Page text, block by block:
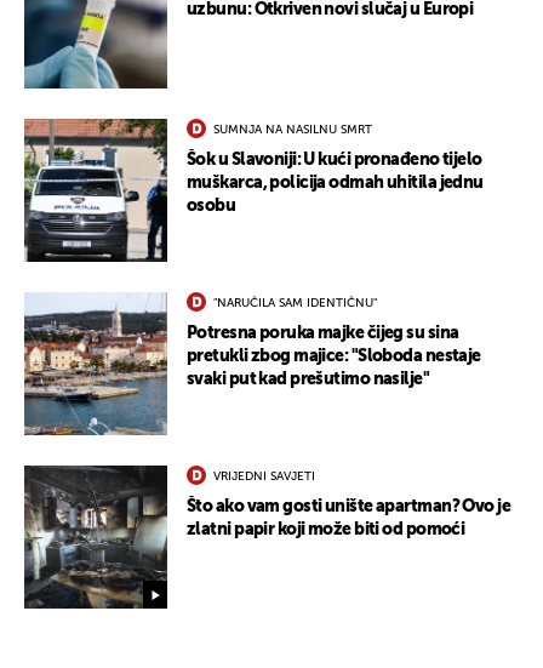
uzbunu: Otkriven novi slučaj u Europi
SUMNJA NA NASILNU SMRT
Šok u Slavoniji: U kući pronađeno tijelo
muškarca, policija odmah uhitila jednu
osobu
"NARUČILA SAM IDENTIČNU"
Potresna poruka majke čijeg su sina
pretukli zbog majice: "Sloboda nestaje
svaki put kad prešutimo nasilje"
VRIJEDNI SAVJETI
Što ako vam gosti unište apartman? Ovo je
zlatni papir koji može biti od pomoći